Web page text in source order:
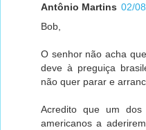
Antônio Martins 02/
Bob,
O senhor não acha
deve à preguiça
não quer parar e
Acredito que um
americanos a